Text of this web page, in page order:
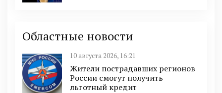
Областные новости
10 августа 2026, 16:21
Жители пострадавших регионов
России смогут получить
льготный кредит